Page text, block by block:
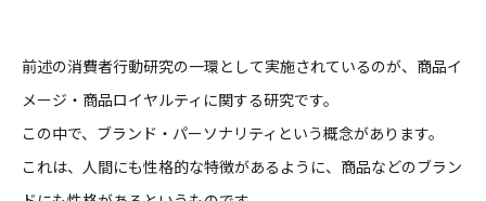
前述の消費者行動研究の一環として実施されているのが、商品イ
メージ・商品ロイヤルティに関する研究です。
この中で、ブランド・パーソナリティという概念があります。
これは、人間にも性格的な特徴があるように、商品などのブラン